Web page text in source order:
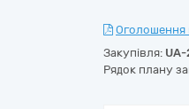
Оголошення
Закупівля:
Рядок плану